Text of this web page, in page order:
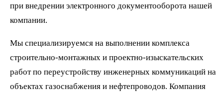
при внедрении электронного документооборота нашей
компании.
Мы специализируемся на выполнении комплекса
строительно-монтажных и проектно-изыскательских
работ по переустройству инженерных коммуникаций на
объектах газоснабжения и нефтепроводов. Компания